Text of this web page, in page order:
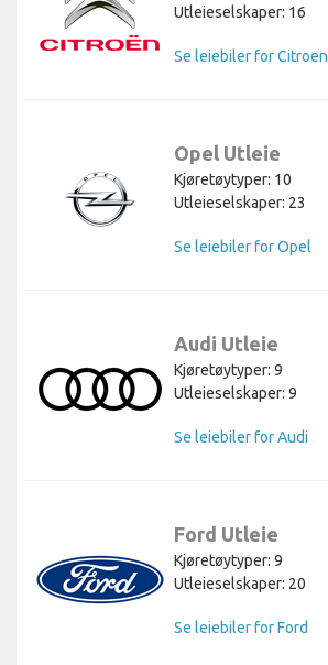
Utleieselskaper: 16
Se leiebiler for Citroen
Opel Utleie
Kjøretøytyper: 10
Utleieselskaper: 23
Se leiebiler for Opel
Audi Utleie
Kjøretøytyper: 9
Utleieselskaper: 9
Se leiebiler for Audi
Ford Utleie
Kjøretøytyper: 9
Utleieselskaper: 20
Se leiebiler for Ford